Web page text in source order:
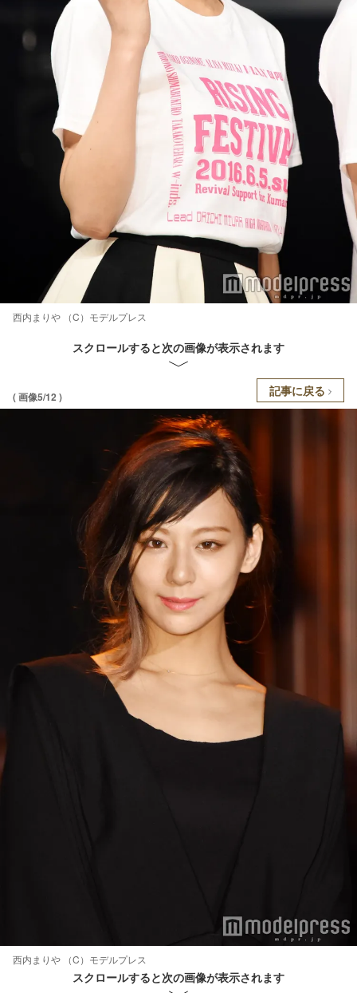
西内まりや （C）モデルプレス
スクロールすると次の画像が表示されます
( 画像5/12 ) 記事に戻る
西内まりや （C）モデルプレス
スクロールすると次の画像が表示されます